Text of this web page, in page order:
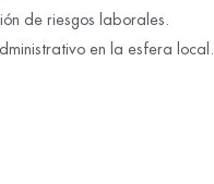
de riesgos laborales.
en la esfera local.